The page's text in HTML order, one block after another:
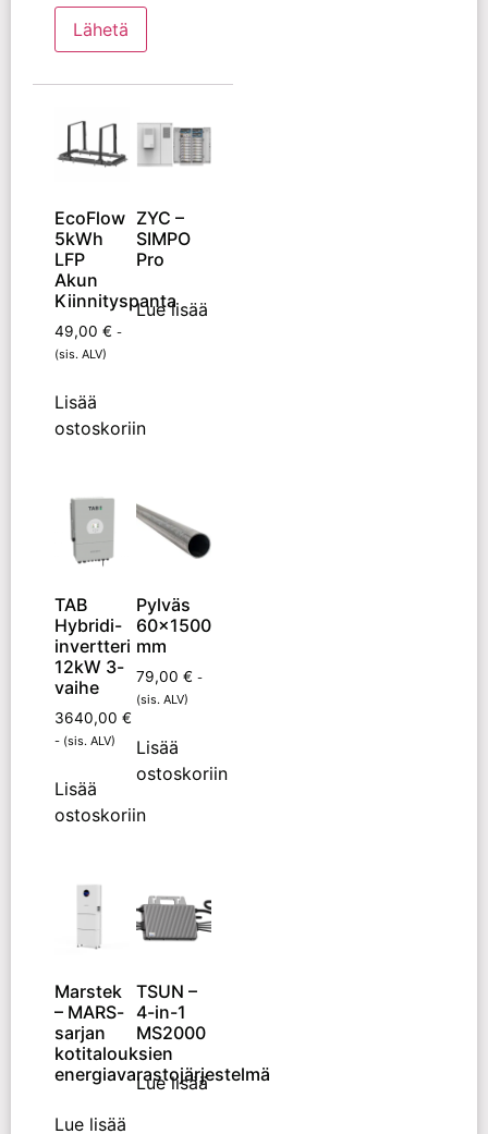
EcoFlow
5kWh
LFP
Akun
Kiinnityspanta
49,00 € -
(sis. ALV)
Lisää
ostoskoriin
ZYC –
SIMPO
Pro
Lue lisää
TAB
Hybridi-
invertteri
12kW 3-
vaihe
3640,00 €
- (sis. ALV)
Lisää
ostoskoriin
Pylväs
60×1500
mm
79,00 € -
(sis. ALV)
Lisää
ostoskoriin
Marstek
– MARS-
sarjan
kotitalouksien
energiavarastojärjestelmä
Lue lisää
TSUN –
4-in-1
MS2000
Lue lisää